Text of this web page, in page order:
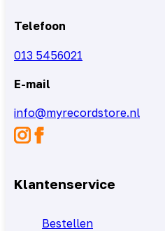
Telefoon
013 5456021
E-mail
info@myrecordstore.nl
Klantenservice
Bestellen